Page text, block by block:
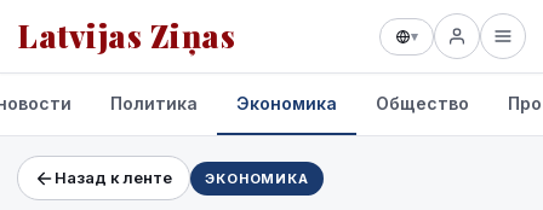
Latvijas Ziņas ▾
Проекты и сервисы
Политика Экономика Общество
Назад к ленте ЭКОНОМИКА